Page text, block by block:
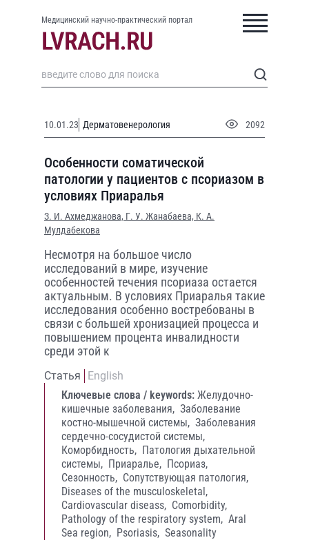
Медицинский научно-практический портал
10.01.23 Дерматовенерология 2092
Особенности соматической
патологии у пациентов с псориазом в
условиях Приаралья
З. И. Ахмеджанова, Г. У. Жанабаева, К. А.
Мулдабекова
Несмотря на большое число
исследований в мире, изучение
особенностей течения псориаза остается
актуальным. В условиях Приаралья такие
исследования особенно востребованы в
связи с большей хронизацией процесса и
повышением процента инвалидности
среди этой к
Статья
English
Ключевые слова / keywords: Желудочно-
кишечные заболевания, Заболевание
костно-мышечной системы, Заболевания
сердечно-сосудистой системы,
Коморбидность, Патология дыхательной
системы, Приаралье, Псориаз,
Сезонность, Сопутствующая патология,
Diseases of the musculoskeletal,
Cardiovascular diseass, Comorbidity,
Pathology of the respiratory system, Aral
Sea region, Psoriasis, Seasonality